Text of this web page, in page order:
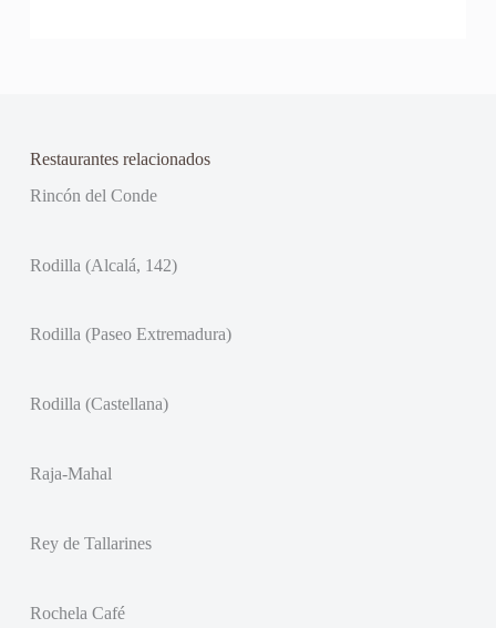
Restaurantes relacionados
Rincón del Conde
Rodilla (Alcalá, 142)
Rodilla (Paseo Extremadura)
Rodilla (Castellana)
Raja-Mahal
Rey de Tallarines
Rochela Café